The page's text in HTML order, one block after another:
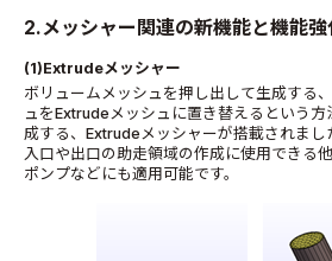
2.メッシャー関連の新機能と機能強
(1)Extrudeメッシャー
ボリュームメッシュを押し出して生成する
ュをExtrude メッシュに置き替えるという
成する、 Extrude メッシャーが搭載されまし
入口や出口の助走領域の作成に使用できる
ポンプなどにも適用可能です。